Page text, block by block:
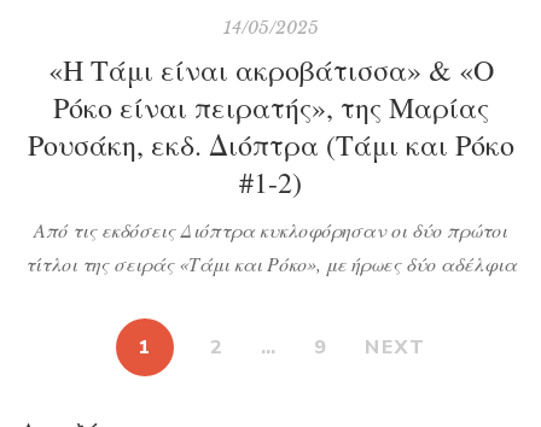
14/05/2025
«Η Τάμι είναι ακροβάτισσα» & «Ο
Ρόκο είναι πειρατής», της Μαρίας
Ρουσάκη, εκδ. Διόπτρα (Τάμι και Ρόκο
#1-2)
Από τις εκδόσεις Διόπτρα κυκλοφόρησαν οι δύο πρώτοι
τίτλοι της σειράς «Τάμι και Ρόκο», με ήρωες δύο αδέλφια
Απευθύνονται σε παιδιά από 4 ετών και πάνω και οι
ιστορίες είναι γραμμένες με χιούμορ και φαντασία. Η
1 2 … 9 NEXT